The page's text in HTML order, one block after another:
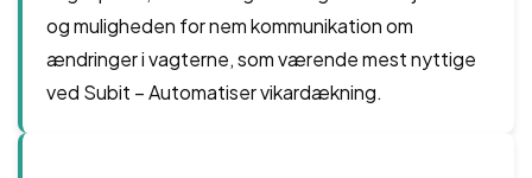
og muligheden for nem kommunikation om
ændringer i vagterne, som værende mest nyttige
ved Subit – Automatiser vikardækning.